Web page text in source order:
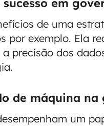
em
de uma
por exemplo. Ela
precisão dos
de máquina na
um